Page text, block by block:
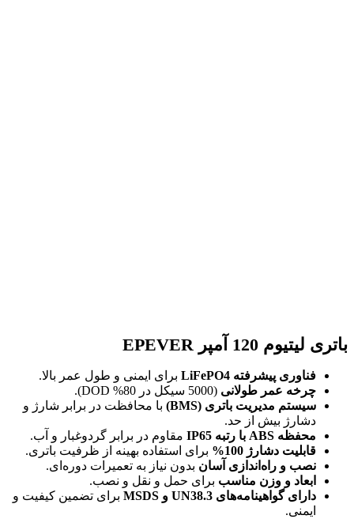
باتری لیتیوم 120 آمپر EPEVER
فناوری پیشرفته LiFePO4
برای ایمنی و طول عمر بالا.
چرخه عمر طولانی (5000 سیکل در 80% DOD).
سیستم مدیریت باتری (BMS)
با محافظت در برابر شارژ و
دشارژ بیش از حد.
محفظه ABS با رتبه IP65
مقاوم در برابر گردوغبار و آب.
قابلیت دشارژ 100%
برای استفاده بهینه از ظرفیت باتری.
نصب و راه‌اندازی آسان بدون نیاز به تعمیرات دوره‌ای.
ابعاد و وزن مناسب برای حمل و نقل و نصب.
دارای گواهینامه‌های UN38.3 و MSDS
برای تضمین کیفیت و
ایمنی.